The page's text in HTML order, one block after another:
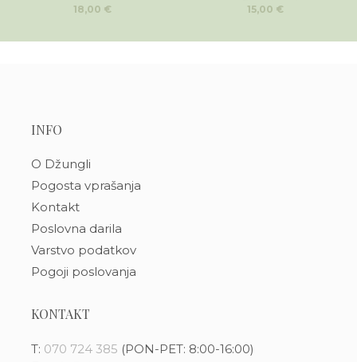
18,00 € 15,00 €
INFO
O Džungli
Pogosta vprašanja
Kontakt
Poslovna darila
Varstvo podatkov
Pogoji poslovanja
KONTAKT
T: 070 724 385 (PON-PET: 8:00-16:00)